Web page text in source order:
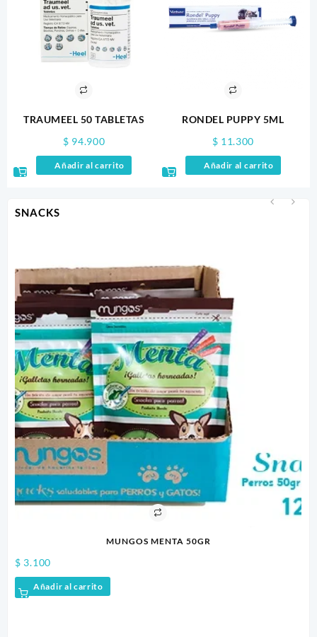
SNACKS
MUNGOS MENTA 50GR
$ 3.100
Añadir al carrito
TRAUMEEL 50 TABLETAS
$ 94.900
Añadir al carrito
RONDEL PUPPY 5ML
$ 11.300
Añadir al carrito